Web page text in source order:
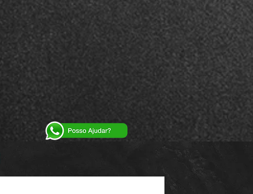
Powered by
InnoTech Apps
Your 14 days trial has expired.
The trial's over, but the show must go on! 🎬
Upgrade now to keep your web masterpiece in